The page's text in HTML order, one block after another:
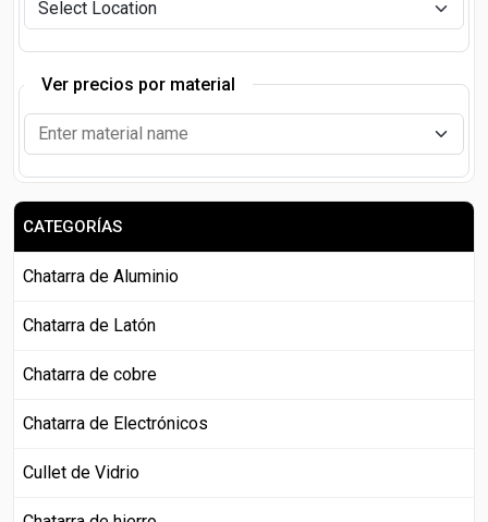
Ver precios por material
CATEGORÍAS
Chatarra de Aluminio
Chatarra de Latón
Chatarra de cobre
Chatarra de Electrónicos
Cullet de Vidrio